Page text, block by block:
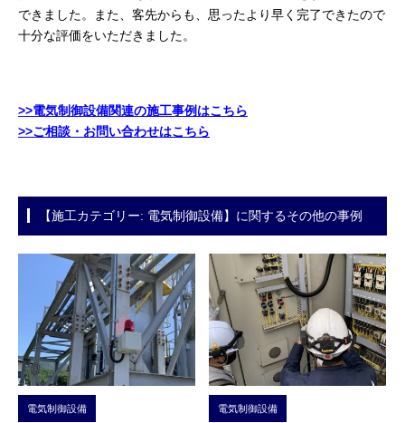
できました。また、客先からも、思ったより早く完了できたので
十分な評価をいただきました。
>>電気制御設備関連の施工事例はこちら
>>ご相談・お問い合わせはこちら
【施工カテゴリー: 電気制御設備】に関するその他の事例
電気制御設備 電気制御設備